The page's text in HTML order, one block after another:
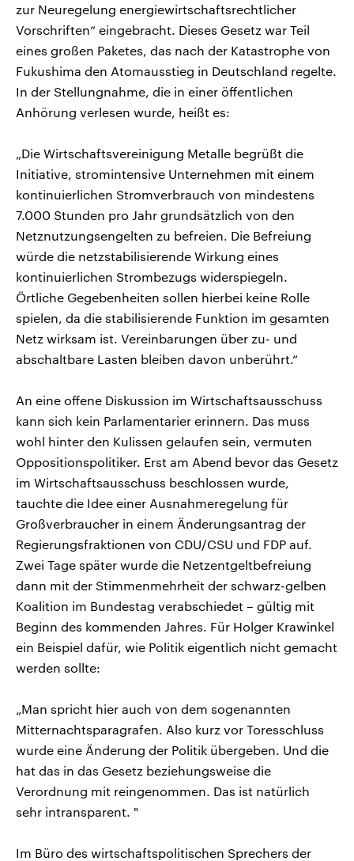
zur Neuregelung energiewirtschaftsrechtlicher
Vorschriften“ eingebracht. Dieses Gesetz war Teil
eines großen Paketes, das nach der Katastrophe von
Fukushima den Atomausstieg in Deutschland regelte.
In der Stellungnahme, die in einer öffentlichen
Anhörung verlesen wurde, heißt es:
„Die Wirtschaftsvereinigung Metalle begrüßt die
Initiative, stromintensive Unternehmen mit einem
kontinuierlichen Stromverbrauch von mindestens
7.000 Stunden pro Jahr grundsätzlich von den
Netznutzungsengelten zu befreien. Die Befreiung
würde die netzstabilisierende Wirkung eines
kontinuierlichen Strombezugs widerspiegeln.
Örtliche Gegebenheiten sollen hierbei keine Rolle
spielen, da die stabilisierende Funktion im gesamten
Netz wirksam ist. Vereinbarungen über zu- und
abschaltbare Lasten bleiben davon unberührt.“
An eine offene Diskussion im Wirtschaftsausschuss
kann sich kein Parlamentarier erinnern. Das muss
wohl hinter den Kulissen gelaufen sein, vermuten
Oppositionspolitiker. Erst am Abend bevor das Gesetz
im Wirtschaftsausschuss beschlossen wurde,
tauchte die Idee einer Ausnahmeregelung für
Großverbraucher in einem Änderungsantrag der
Regierungsfraktionen von CDU/CSU und FDP auf.
Zwei Tage später wurde die Netzentgeltbefreiung
dann mit der Stimmenmehrheit der schwarz-gelben
Koalition im Bundestag verabschiedet – gültig mit
Beginn des kommenden Jahres. Für Holger Krawinkel
ein Beispiel dafür, wie Politik eigentlich nicht gemacht
werden sollte:
„Man spricht hier auch von dem sogenannten
Mitternachtsparagrafen. Also kurz vor Toresschluss
wurde eine Änderung der Politik übergeben. Und die
hat das in das Gesetz beziehungsweise die
Verordnung mit reingenommen. Das ist natürlich
sehr intransparent. "
Im Büro des wirtschaftspolitischen Sprechers der